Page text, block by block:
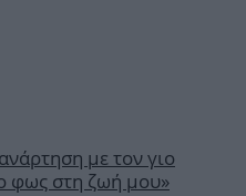
με τον γιο
φως στη ζωή μου»